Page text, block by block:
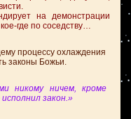
на демонстрации
где по соседству…
процессу охлаждения
законы Божьи.
никому ничем, кроме
закон.»